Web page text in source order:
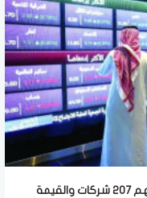
تاسي يغلق منخفضًا 0.5% وسط تراجع أسهم 207 شركات والقيمة